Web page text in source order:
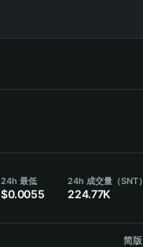
24h 最低
$0.0055
24h 成交量（SNT）
224.77K
简版